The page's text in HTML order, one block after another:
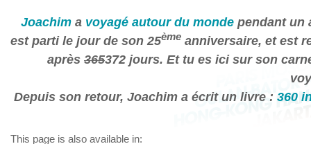
Joachim a voyagé autour du monde pendant un
est parti le jour de son 25ème anniversaire, et est
après 365372 jours. Et tu es ici sur son
Depuis son retour, Joachim a écrit un livre : 360
This page is also available in: